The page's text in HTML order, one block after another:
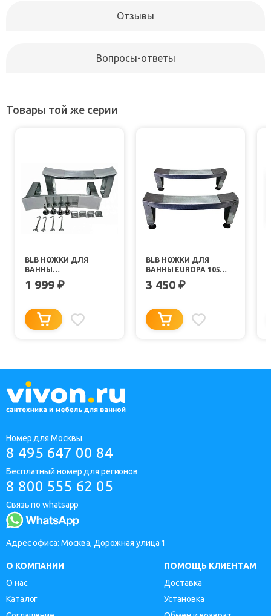
Отзывы
Вопросы-ответы
Товары той же серии
BLB НОЖКИ ДЛЯ
ВАННЫ
UNIVERSAL/EUROPA/ANATOMICA
APMSTDBL1
1 999 ₽
BLB НОЖКИ ДЛЯ
ВАННЫ EUROPA 105
MINI
3 450 ₽
Номер для Москвы
8 495 647 00 84
Бесплатный номер для регионов
8 800 555 62 05
Связь по whatsapp
Адрес офиса: Москва, Дорожная улица 1
О КОМПАНИИ
О нас
Каталог
ПОМОЩЬ КЛИЕНТАМ
Доставка
Установка